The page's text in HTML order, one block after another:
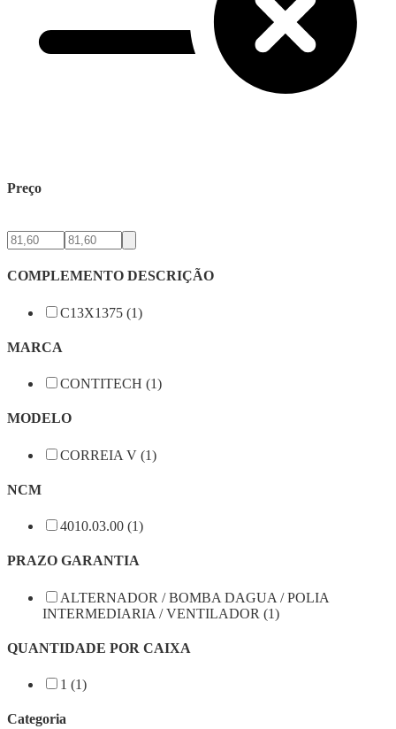
Preço
COMPLEMENTO DESCRIÇÃO
C13X1375 (1)
MARCA
CONTITECH (1)
MODELO
CORREIA V (1)
NCM
4010.03.00 (1)
PRAZO GARANTIA
ALTERNADOR / BOMBA DAGUA / POLIA
INTERMEDIARIA / VENTILADOR (1)
QUANTIDADE POR CAIXA
1 (1)
Categoria